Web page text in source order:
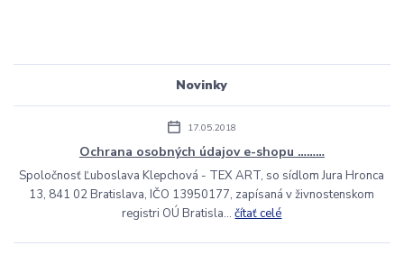
Novinky
17.05.2018
Ochrana osobných údajov e-shopu ………
Spoločnosť Ľuboslava Klepchová - TEX ART, so sídlom Jura Hronca
13, 841 02 Bratislava, IČO 13950177, zapísaná v živnostenskom
registri OÚ Bratisla...čítať celé